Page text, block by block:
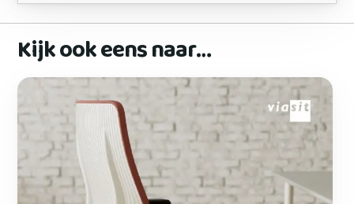
Kijk ook eens naar…